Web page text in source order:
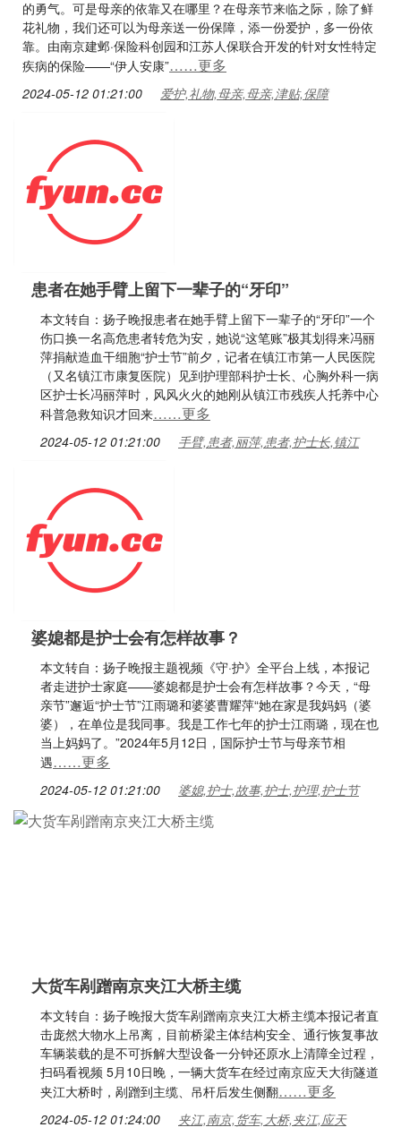
的勇气。可是母亲的依靠又在哪里？在母亲节来临之际，除了鲜
花礼物，我们还可以为母亲送一份保障，添一份爱护，多一份依
靠。由南京建邺·保险科创园和江苏人保联合开发的针对女性特定
疾病的保险——“伊人安康”……更多
2024-05-12 01:21:00 爱护,礼物,母亲,母亲,津贴,保障
患者在她手臂上留下一辈子的“牙印”
本文转自：扬子晚报患者在她手臂上留下一辈子的“牙印”一个
伤口换一名高危患者转危为安，她说“这笔账”极其划得来冯丽
萍捐献造血干细胞“护士节”前夕，记者在镇江市第一人民医院
（又名镇江市康复医院）见到护理部科护士长、心胸外科一病
区护士长冯丽萍时，风风火火的她刚从镇江市残疾人托养中心
科普急救知识才回来……更多
2024-05-12 01:21:00 手臂,患者,丽萍,患者,护士长,镇江
婆媳都是护士会有怎样故事？
本文转自：扬子晚报主题视频《守·护》全平台上线，本报记
者走进护士家庭——婆媳都是护士会有怎样故事？今天，“母
亲节”邂逅“护士节”江雨璐和婆婆曹耀萍“她在家是我妈妈（婆
婆），在单位是我同事。我是工作七年的护士江雨璐，现在也
当上妈妈了。”2024年5月12日，国际护士节与母亲节相
遇……更多
2024-05-12 01:21:00 婆媳,护士,故事,护士,护理,护士节
大货车剐蹭南京夹江大桥主缆
本文转自：扬子晚报大货车剐蹭南京夹江大桥主缆本报记者直
击庞然大物水上吊离，目前桥梁主体结构安全、通行恢复事故
车辆装载的是不可拆解大型设备一分钟还原水上清障全过程，
扫码看视频 5月10日晚，一辆大货车在经过南京应天大街隧道
夹江大桥时，剐蹭到主缆、吊杆后发生侧翻……更多
2024-05-12 01:24:00 夹江,南京,货车,大桥,夹江,应天